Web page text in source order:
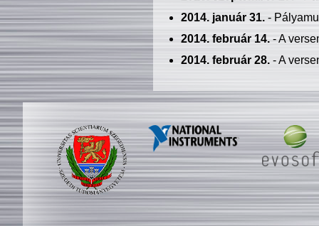
2014. január 31.-
2014. február 14.- A
2014. február 28.- A